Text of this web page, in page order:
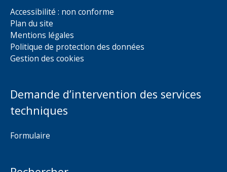
Accessibilité : non conforme
Plan du site
Mentions légales
Politique de protection des données
Gestion des cookies
Demande d’intervention des services
techniques
Formulaire